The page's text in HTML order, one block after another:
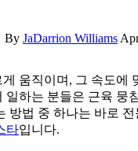
By JaDarrion Williams
일하는 분들은 근육 뭉
방법 중 하나는 바로 전
타입니다.